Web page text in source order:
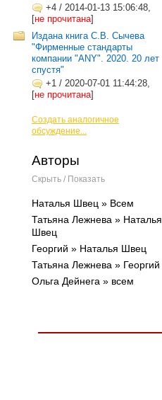
+4 / 2014-01-13 15:06:48,
[не прочитана]
Издана книга С.В. Сычева
"Фирменные стандарты
компании "ANY". 2020. 20 лет
спустя"
+1 / 2020-07-01 11:44:28,
[не прочитана]
Создать аналогичное
обсуждение...
Авторы
Скрыть / Показать
Наталья Швец » Всем
Татьяна Лежнева » Наталья
Швец
Георгий » Наталья Швец
Татьяна Лежнева » Георгий
Ольга Дейнега » всем